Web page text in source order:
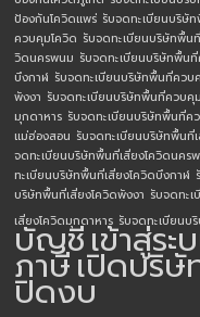
ป้องกันโควิดแพร่ รับจดทะเบียนบริษั
ควบคุมโควิด รับจดทะเบียนบริษัทพื้น
วิดนครพนม รับจดทะเบียนบริษัทพื้น
บึงกาฬ รับจดทะเบียนบริษัทพื้นที่ควบ
พังงา รับจดทะเบียนบริษัทพื้นที่ควบคุ
มุกดาหาร รับจดทะเบียนบริษัทพื้นที่ค
แม่ฮ่องสอน รับจดทะเบียนบริษัทพื้นที่
จดทะเบียนบริษัทพื้นที่เสี่ยงโควิดนคร
ทะเบียนบริษัทพื้นที่เสี่ยงโควิดบึงกาฬ
บริษัทพื้นที่เสี่ยงโควิดพังงา รับจดทะ
เสี่ยงโควิดมุกดาหาร รับจดทะเบียนบ
บัญชีเข้าสู่ร
ภาษีเปิดบริษั
ปิดงบ